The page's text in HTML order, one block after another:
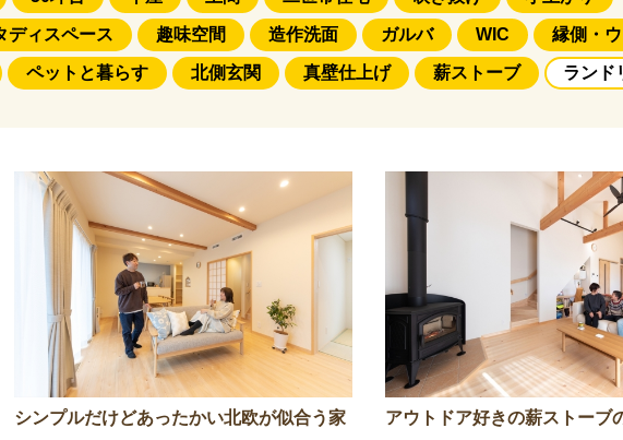
ディスペース 趣味空間 造作洗面 ガルバ WIC 縁側・
ペットと暮らす 北側玄関 真壁仕上げ 薪ストーブ ランド
シンプルだけどあったかい北欧が似合う家
アウトドア好きの薪ストーブ